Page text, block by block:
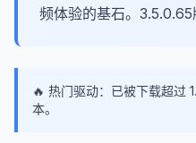
频体验的基石。3.5.0.65
🔥 热门驱动：已被下载超过
本。